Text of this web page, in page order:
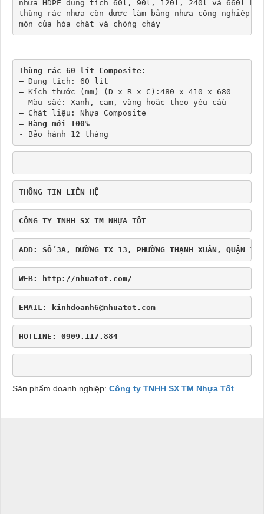
nhựa HDPE dung tích 60l, 90l, 120l, 240l và 660l
thùng rác nhựa còn được làm bằng nhựa công nghiệp
mòn của hóa chất và chống cháy
Thùng rác 60 lít Composite:
– Dung tích: 60 lít
– Kích thước (mm) (D x R x C):480 x 410 x 680
– Màu sắc: Xanh, cam, vàng hoặc theo yêu cầu
– Chất liệu: Nhựa Composite
– Hàng mới 100%
- Bảo hành 12 tháng
THÔNG TIN LIÊN HỆ
CÔNG TY TNHH SX TM NHỰA TỐT
ADD: SỐ 3A, ĐƯỜNG TX 13, PHƯỜNG THẠNH XUÂN, QUẬN 12
WEB: http://nhuatot.com/
EMAIL: kinhdoanh6@nhuatot.com
HOTLINE: 0909.117.884
Sản phẩm doanh nghiệp: Công ty TNHH SX TM Nhựa Tốt